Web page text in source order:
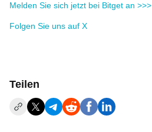
Melden Sie sich jetzt bei Bitget an >>>
Folgen Sie uns auf X
Teilen